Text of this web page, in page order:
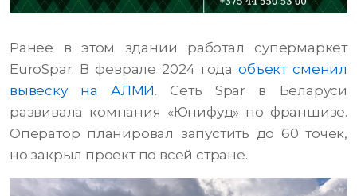
Ранее в этом здании работал супермаркет
EuroSpar. В феврале 2024 годаобъект сменил
вывеску на АЛМИ. Сеть Spar в Беларуси
развивала компания «Юнифуд» по франшизе.
Оператор планировал запустить до 60 точек,
но закрыл проект по всей стране.